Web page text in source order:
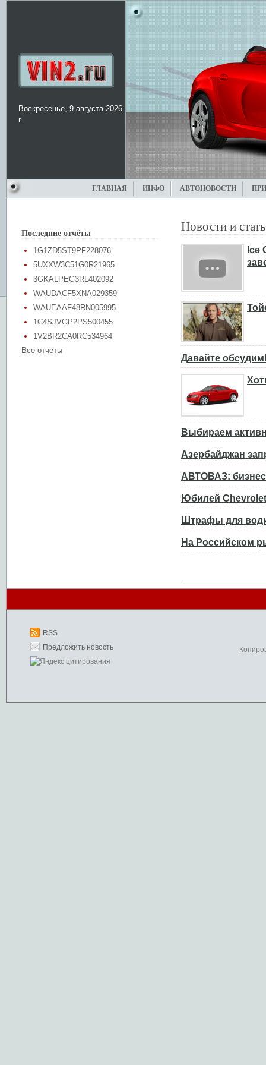
Воскресенье, 9 августа 2026
г.
ГЛАВНАЯ ИНФО АВТОНОВОСТИ
Последние отчёты
1G1ZD5ST9PF228076
5UXXW3C51G0R21965
3GKALPEG3RL402092
WAUDACF5XNA029359
WAUEAAF48RN005995
1C4SJVGP2PS500455
1V2BR2CA0RC534964
Все отчёты
Новости и
Ice
Давайте
Выбираем
Азербайджан
АВТОВАЗ:
Юбилей
Штрафы для
На Российском
RSS
Предложить новость